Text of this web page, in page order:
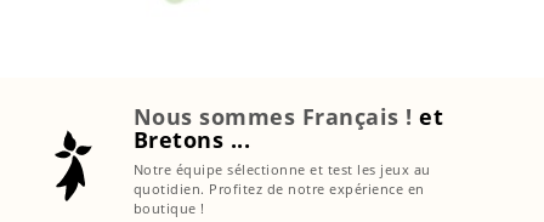
Nous sommes Français !et
Bretons ...
Notre équipe sélectionne et test les jeux au
quotidien. Profitez de notre expérience en
boutique !